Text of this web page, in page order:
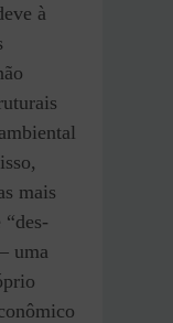
à
mais
uma